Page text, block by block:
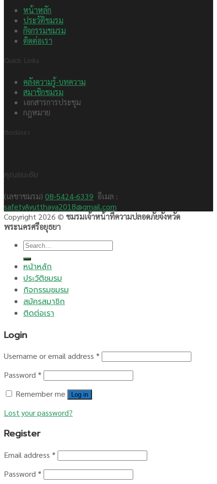
หน้าหลัก
ประวัติชมรม
กิจกรรมชมรม
ติดต่อเรา
คลังความรู้-บทความ
สมาชิกชมรม
เอกสารการประชุม
กฎหมาย
(เลขาชมรม) 08-5424-6339 อีเมล :
safetyAyutthaya2018@gmail.com
Copyright 2026 © ชมรมเจ้าหน้าที่ความปลอดภัยจังหวัด
พระนครศรีอยุธยา
Search
หน้าหลัก
ประวัติชมรม
กิจกรรมชมรม
สมัครสมาชิก
ติดต่อเรา
Login
Username or email address *
Password *
Remember me
Log in
Lost your password?
Register
Email address *
Password *